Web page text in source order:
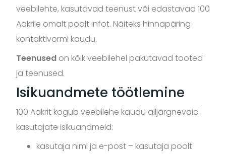
veebilehte, kasutavad teenust või edastavad 100
Aakrile omalt poolt infot. Näiteks hinnapäring
kontaktivormi kaudu.
Teenused on kõik veebilehel pakutavad tooted
ja teenused.
Isikuandmete töötlemine
100 Aakrit kogub veebilehe kaudu alljärgnevaid
kasutajate isikuandmeid:
kasutaja nimi ja e-post – kasutaja poolt